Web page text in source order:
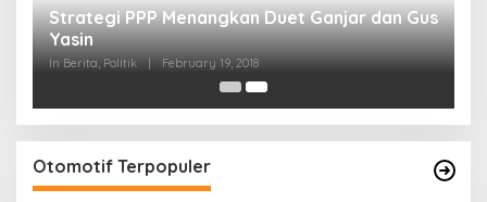
Strategi PPP Menangkan Duet Ganjar dan Gus
Yasin
In Berita, Politik February 19, 2018
Otomotif Terpopuler